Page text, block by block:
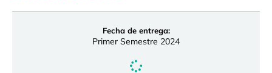
Fecha de entrega:
Primer Semestre 2024